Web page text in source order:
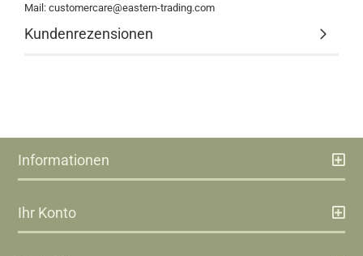
Mail: customercare@eastern-trading.com
Kundenrezensionen
Informationen
Ihr Konto